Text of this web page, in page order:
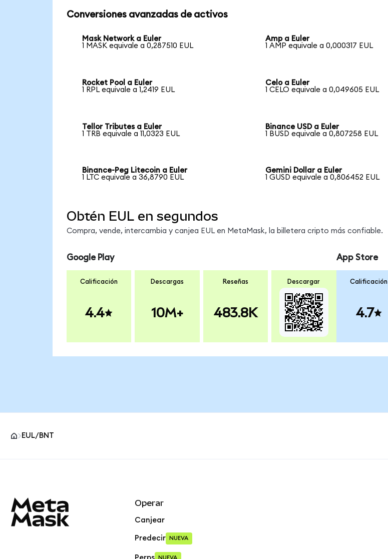
Conversiones avanzadas de activos
Mask Network a Euler
1 MASK equivale a 0,287510 EUL
Amp a Euler
1 AMP equivale a 0,000317 EUL
Rocket Pool a Euler
1 RPL equivale a 1,2419 EUL
Celo a Euler
1 CELO equivale a 0,049605 EUL
Tellor Tributes a Euler
1 TRB equivale a 11,0323 EUL
Binance USD a Euler
1 BUSD equivale a 0,807258 EUL
Binance-Peg Litecoin a Euler
1 LTC equivale a 36,8790 EUL
Gemini Dollar a Euler
1 GUSD equivale a 0,806452 EUL
Obtén EUL en segundos
Compra, vende, intercambia y canjea EUL en MetaMask, la billetera cripto más confiable.
Google Play
Calificación
4.4
Descargas
10M+
Reseñas
483.8K
Descargar
App Store
Calificación
4.7
EUL/BNT
Operar
Canjear
Predecir NUEVA
NUEVA